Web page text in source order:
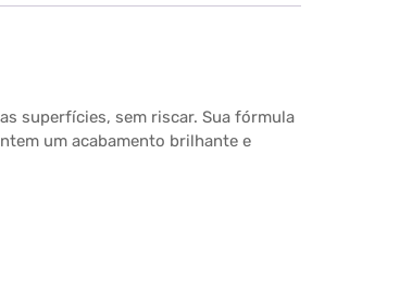
superfícies, sem riscar. Sua fórmula
um acabamento brilhante e